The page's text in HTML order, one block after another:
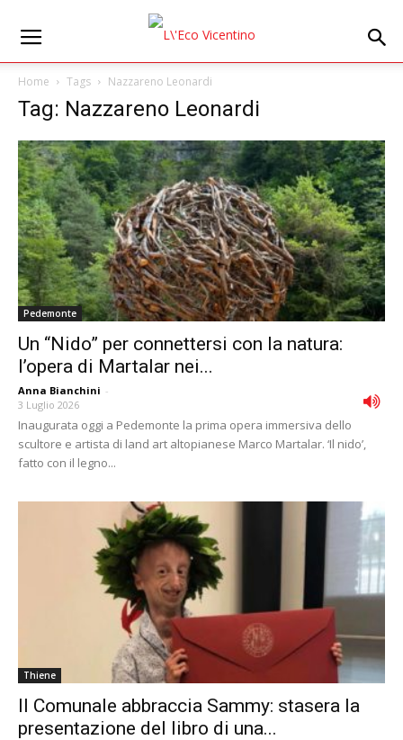
Home Tags Nazzareno Leonardi
Tag: Nazzareno Leonardi
Pedemonte
Un “Nido” per connettersi con la natura:
l’opera di Martalar nei...
Anna Bianchini -
3 Luglio 2026
Inaugurata oggi a Pedemonte la prima opera immersiva dello
scultore e artista di land art altopianese Marco Martalar. ‘Il nido’,
fatto con il legno...
Thiene
Il Comunale abbraccia Sammy: stasera la
presentazione del libro di una...